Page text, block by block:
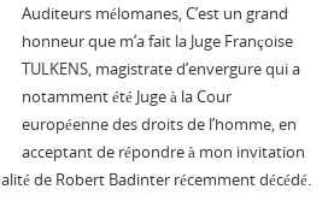
Auditeurs mélomanes, C’est un grand
honneur que m’a fait la Juge Françoise
TULKENS, magistrate d’envergure qui a
notamment été Juge à la Cour
européenne des droits de l’homme, en
acceptant de répondre à mon invitation
de Robert Badinter récemment décédé.